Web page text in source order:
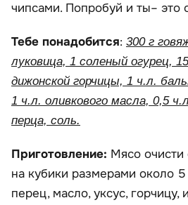
чипсами. Попробуй и ты– это
Тебе понадобится: 300 г
луковица, 1 соленый огурец,
дижонской горчицы, 1 ч.л.
1 ч.л. оливкового масла, 0,5
перца, соль.
Приготовление: Мясо очисти
на кубики размерами около
перец, масло, уксус, горчицу,